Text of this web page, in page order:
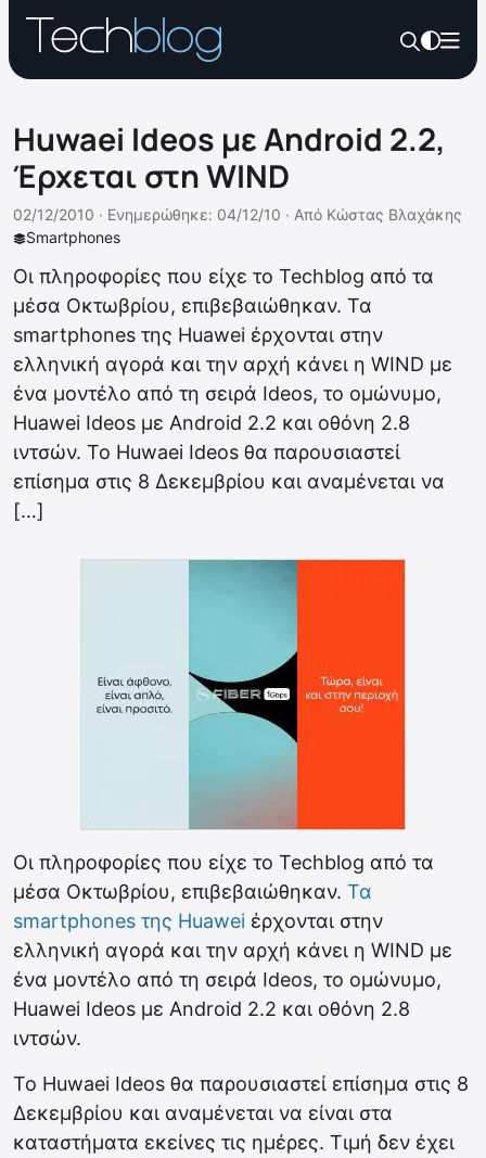
Huwaei Ideos με Android 2.2,
Έρχεται στη WIND
Smartphones
02/12/2010 · Ενημερώθηκε: 04/12/10 · Από Κώστας Βλαχάκης
Οι πληροφορίες που είχε το Techblog από τα
μέσα Οκτωβρίου, επιβεβαιώθηκαν. Τα
smartphones της Huawei έρχονται στην
ελληνική αγορά και την αρχή κάνει η WIND με
ένα μοντέλο από τη σειρά Ideos, το ομώνυμο,
Huawei Ideos με Android 2.2 και οθόνη 2.8
ιντσών. To Huwaei Ideos θα παρουσιαστεί
επίσημα στις 8 Δεκεμβρίου και αναμένεται να
[…]
Οι πληροφορίες που είχε το Techblog από τα
μέσα Οκτωβρίου, επιβεβαιώθηκαν. Τα
smartphones της Huawei έρχονται στην
ελληνική αγορά και την αρχή κάνει η WIND με
ένα μοντέλο από τη σειρά Ideos, το ομώνυμο,
Huawei Ideos με Android 2.2 και οθόνη 2.8
ιντσών.
To Huwaei Ideos θα παρουσιαστεί επίσημα στις 8
Δεκεμβρίου και αναμένεται να είναι στα
καταστήματα εκείνες τις ημέρες. Τιμή δεν έχει